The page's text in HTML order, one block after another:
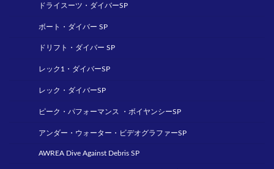
ドライスーツ・ダイバーSP
ボート・ダイバー SP
ドリフト・ダイバー SP
レック1・ダイバーSP
レック・ダイバーSP
ピーク・パフォーマンス ・ボイヤンシーSP
アンダー・ウォーター・ビデオグラファーSP
AWREA Dive Against Debris SP